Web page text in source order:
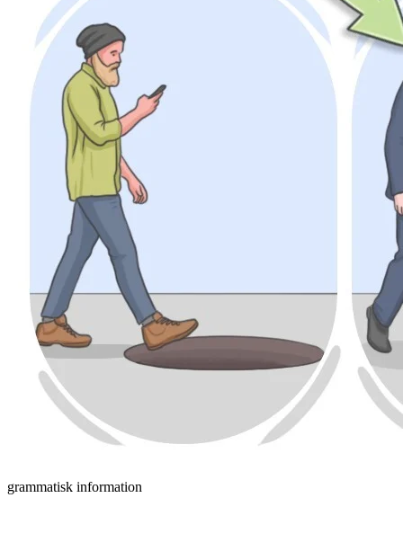
grammatisk information